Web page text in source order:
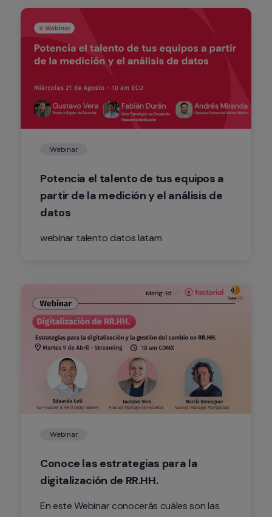
Webinar
Potencia el talento de tus equipos a
partir de la medición y el análisis de
datos
webinar talento datos latam
Webinar
Conoce las estrategias para la
digitalización de RR.HH.
En este Webinar conocerás cuáles son las